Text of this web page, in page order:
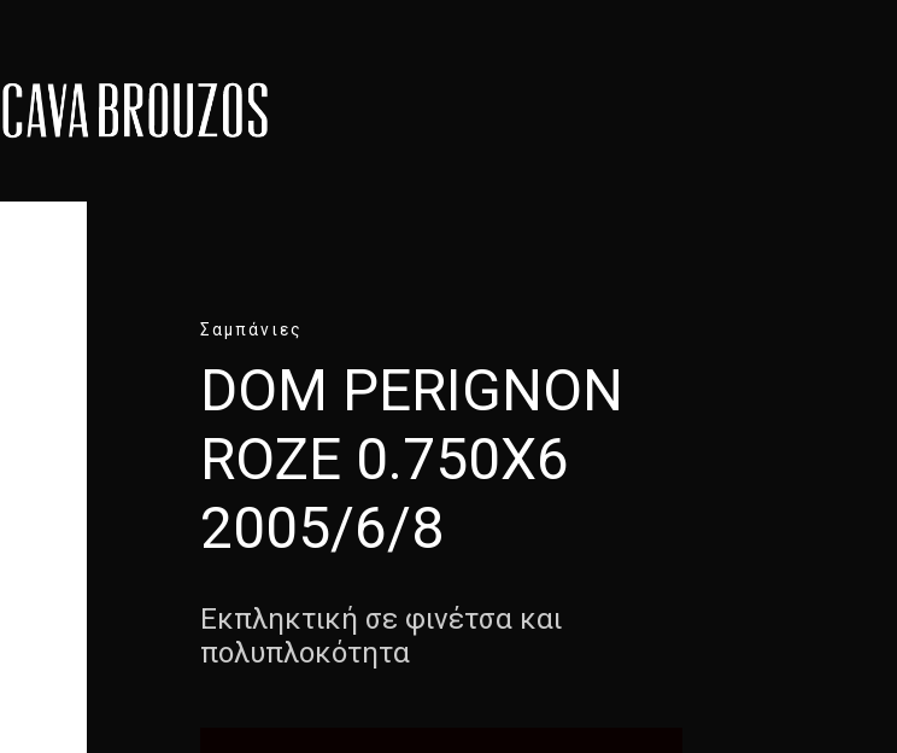
Σαμπάνιες
DOM PERIGNON
ROZE 0.750X6
2005/6/8
Εκπληκτική σε φινέτσα και
πολυπλοκότητα